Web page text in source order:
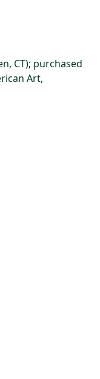
CT); purchased
Art,